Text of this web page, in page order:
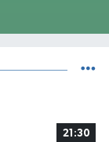
21:30